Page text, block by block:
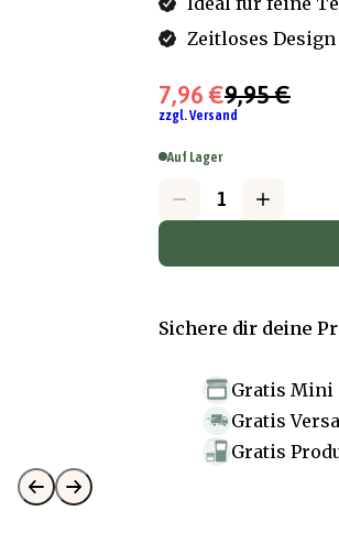
Zeitloses Design
7,96 €9,95 €
zzgl. Versand
Auf Lager
Sichere dir deine
Gratis Mini
Gratis
Gratis